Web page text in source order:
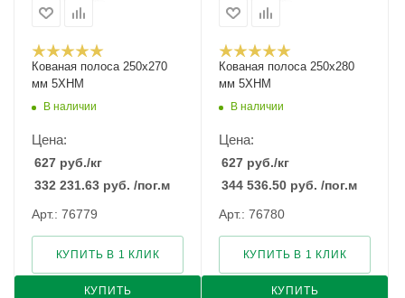
Кованая полоса 250x270
мм 5ХНМ
В наличии
Цена:
627 руб./кг
332 231.63 руб. /пог.м
Арт.: 76779
КУПИТЬ
КУПИТЬ В 1 КЛИК
Кованая полоса 250x280
мм 5ХНМ
В наличии
Цена:
627 руб./кг
344 536.50 руб. /пог.м
Арт.: 76780
КУПИТЬ
КУПИТЬ В 1 КЛИК